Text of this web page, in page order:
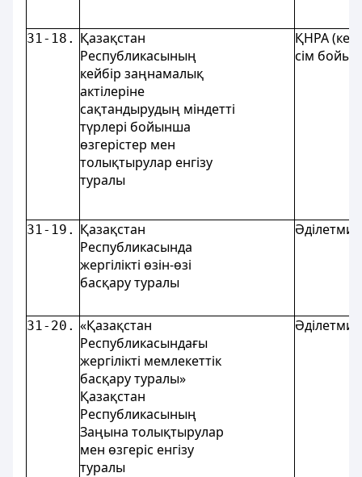
31-18. Қазақстан
Республикасының
кейбір заңнамалық
актілеріне
сақтандырудың міндетті
түрлері бойынша
өзгерістер мен
толықтырулар енгізу
туралы
ҚНРА
сім
31-19. Қазақстан
Республикасында
жергілікті өзін-өзі
басқару туралы
31-20. «Қазақстан
Республикасындағы
жергілікті мемлекеттік
басқару туралы»
Қазақстан
Республикасының
Заңына толықтырулар
мен өзгеріс енгізу
туралы